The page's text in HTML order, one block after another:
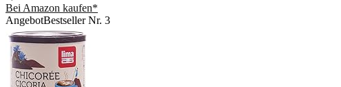
Bei Amazon kaufen*
AngebotBestseller Nr. 3